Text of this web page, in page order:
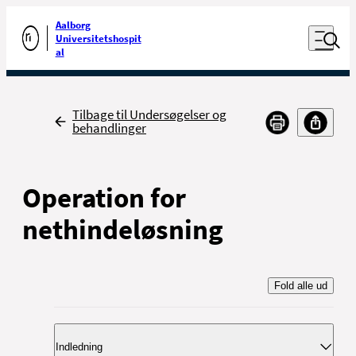
Gå til forsiden
Aalborg
Universitetshospit
al
Åben
Udfør søgning
Tilbage
Tilbage til Undersøgelser og
behandlinger
Operation for
nethindeløsning
Fold alle ud
Indledning